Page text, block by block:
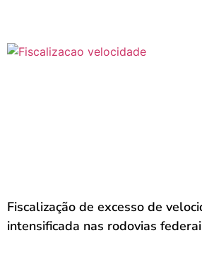
Fiscalização de excesso de
intensificada nas rodovias